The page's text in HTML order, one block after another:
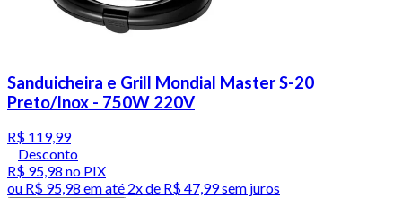
Sanduicheira e Grill Mondial Master S-20
Preto/Inox - 750W 220V
R$ 119,99
Desconto
R$ 95,98 no PIX
ou R$ 95,98 em até 2x de R$ 47,99 sem juros